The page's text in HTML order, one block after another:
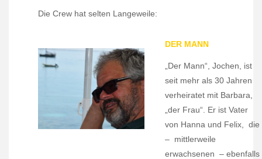
Die Crew hat selten Langeweile:
DER MANN
„Der Mann“, Jochen, ist
seit mehr als 30 Jahren
verheiratet mit Barbara,
„der Frau“. Er ist Vater
von Hanna und Felix, die
– mittlerweile
erwachsenen – ebenfalls